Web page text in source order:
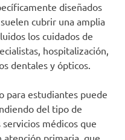
diseñados
cubrir una amplia
los cuidados de
hospitalización,
dentales y ópticos.
para estudiantes puede
del tipo de
médicos que